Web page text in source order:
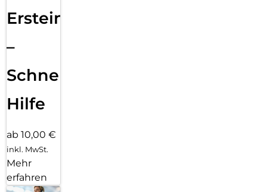
Ersteinrichtung
–
Schnelle
Hilfe
ab 10,00 €
inkl. MwSt.
Mehr
erfahren